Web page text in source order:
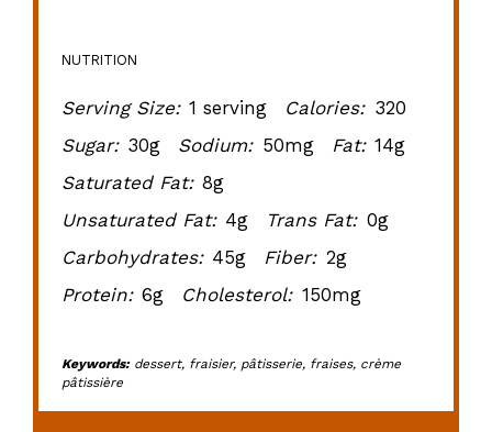
NUTRITION
Serving Size: 1 serving Calories: 320
Sugar: 30g Sodium: 50mg Fat: 14g
Saturated Fat: 8g
Unsaturated Fat: 4g Trans Fat: 0g
Carbohydrates: 45g Fiber: 2g
Protein: 6g Cholesterol: 150mg
Keywords:dessert, fraisier, pâtisserie, fraises, crème
pâtissière